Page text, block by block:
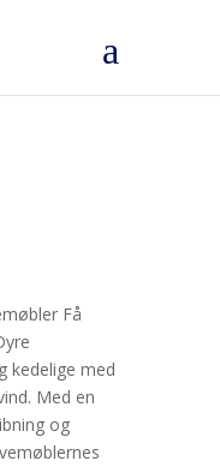
Få
kedelige med
Med en
og